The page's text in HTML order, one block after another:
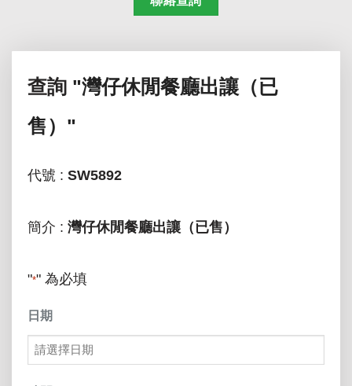
查詢 "灣仔休閒餐廳出讓（已
售）"
代號 : SW5892
簡介 : 灣仔休閒餐廳出讓（已售）
"*" 為必填
日期
MM